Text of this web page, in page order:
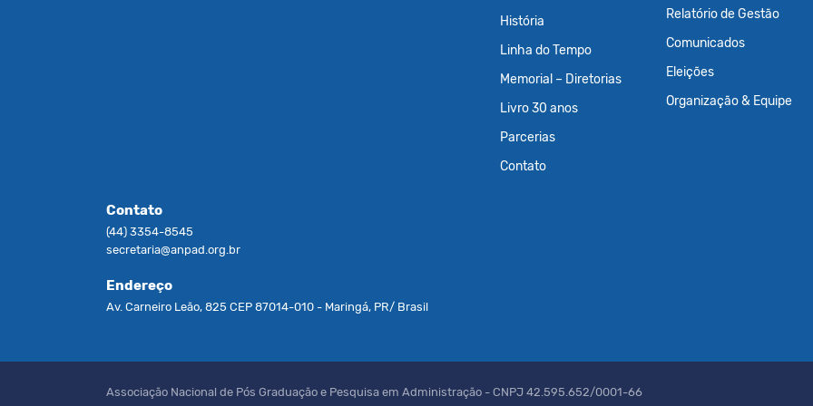
História
Linha do Tempo
Memorial – Diretorias
Livro 30 anos
Parcerias
Contato
Relatório de Gestão
Comunicados
Eleições
Organização & Equipe
Contato
(44) 3354-8545
secretaria@anpad.org.br
Endereço
Av. Carneiro Leão, 825 CEP 87014-010 - Maringá, PR/ Brasil
Associação Nacional de Pós Graduação e Pesquisa em Administração - CNPJ 42.595.652/0001-66